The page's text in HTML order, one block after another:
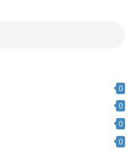
0
0
0
0